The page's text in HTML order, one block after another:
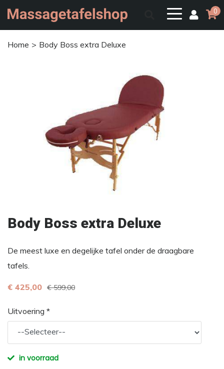
0
Home Body Boss extra Deluxe
Body Boss extra Deluxe
De meest luxe en degelijke tafel onder de draagbare
tafels.
€ 425,00 € 599,00
Uitvoering *
in voorraad